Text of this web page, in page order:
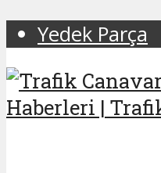
Yedek Parça